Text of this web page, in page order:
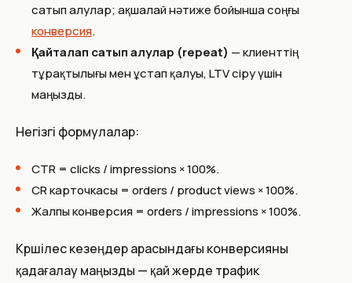
сатып алулар; ақшалай нәтиже бойынша соңғы
конверсия.
Қайталап сатып алулар (repeat) — клиенттің
тұрақтылығы мен ұстап қалуы, LTV өсіру үшін
маңызды.
Негізгі формулалар:
CTR = clicks / impressions × 100%.
CR карточкасы = orders / product views × 100%.
Жалпы конверсия = orders / impressions × 100%.
Көршілес кезеңдер арасындағы конверсияны
қадағалау маңызды — қай жерде трафик